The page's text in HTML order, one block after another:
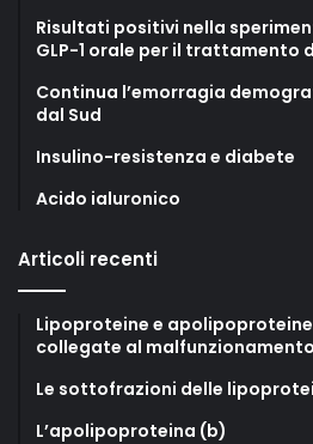
Risultati positivi nella
GLP-1 orale per il trattamento
Continua l’emorragia
dal Sud
Insulino-resistenza e diabete
Acido ialuronico
Articoli recenti
Lipoproteine e
collegate al malfunzionamento
Le sottofrazioni delle
L’apolipoproteina (b)